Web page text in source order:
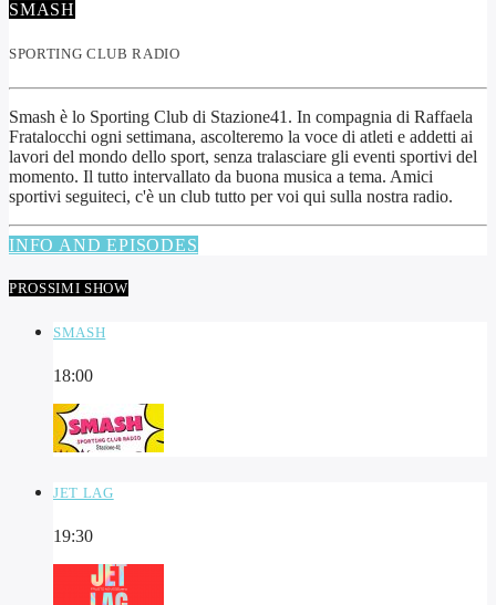
SMASH
SPORTING CLUB RADIO
Smash è lo Sporting Club di Stazione41. In compagnia di Raffaela
Fratalocchi ogni settimana, ascolteremo la voce di atleti e addetti ai
lavori del mondo dello sport, senza tralasciare gli eventi sportivi del
momento. Il tutto intervallato da buona musica a tema. Amici
sportivi seguiteci, c'è un club tutto per voi qui sulla nostra radio.
INFO AND EPISODES
PROSSIMI SHOW
SMASH
18:00
JET LAG
19:30